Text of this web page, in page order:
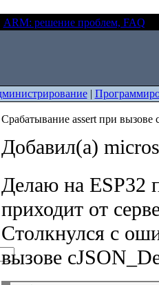
ARM: решение проблем, FAQ
|
Срабатывание assert при вызове
Добавил(а)
Делаю на ESP32
приходит от
Столкнулся с
вызове